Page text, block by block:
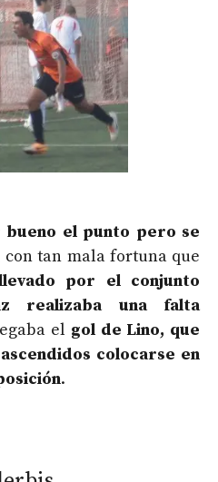
bueno el punto pero se
con tan mala fortuna que
por el conjunto
realizaba una falta
el gol de Lino, que
colocarse en
.